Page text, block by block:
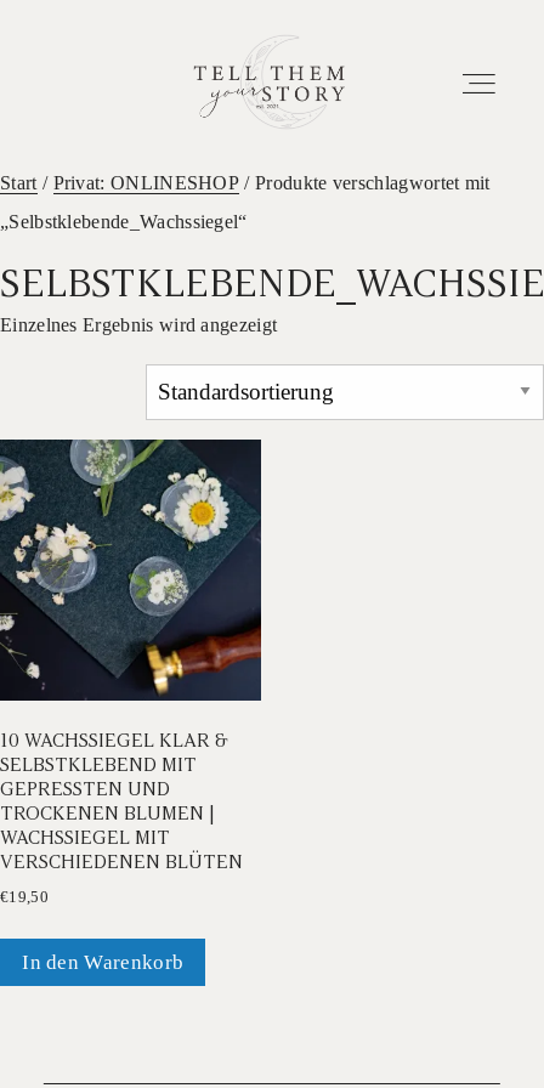
ETWAS ÜBER UNS
Start / Privat: ONLINESHOP / Produkte verschlagwortet mit
„Selbstklebende_Wachssiegel“
Einzelnes Ergebnis wird angezeigt
10 WACHSSIEGEL KLAR &
SELBSTKLEBEND MIT
GEPRESSTEN UND
TROCKENEN BLUMEN |
WACHSSIEGEL MIT
VERSCHIEDENEN BLÜTEN
€19,50
In den Warenkorb